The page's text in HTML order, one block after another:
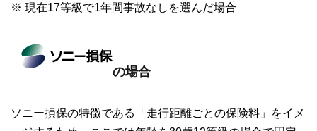
※ 現在17等級で1年間事故なしを選んだ場合
の場合
ソニー損保の特徴である「走行距離ごとの保険料」をイメ